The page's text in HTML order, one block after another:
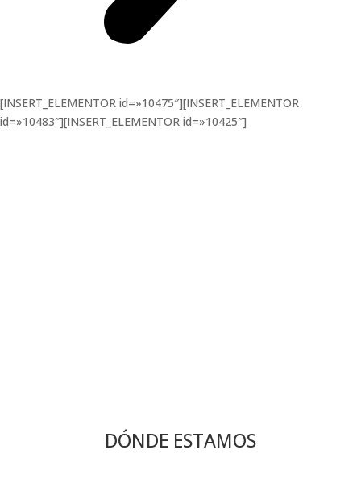
[INSERT_ELEMENTOR id=»10475″][INSERT_ELEMENTOR
id=»10483″][INSERT_ELEMENTOR id=»10425″]
DÓNDE ESTAMOS